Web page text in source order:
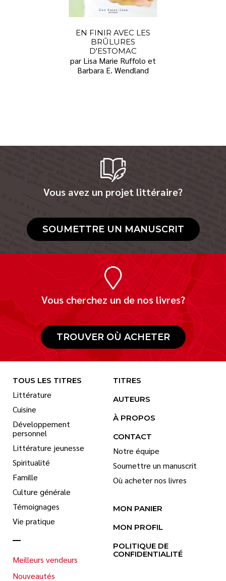
EN FINIR AVEC LES
BRÛLURES
D'ESTOMAC
par Lisa Marie Ruffolo et
Barbara E. Wendland
Vous avez un projet littéraire?
SOUMETTRE UN MANUSCRIT
Vous cherchez un de nos livres?
TROUVER OÙ ACHETER
TOUS LES TITRES
Littérature
Cuisine
Développement
personnel
Littérature jeunesse
Spiritualité
Famille
Culture générale
Témoignages
Vie pratique
Meilleurs vendeurs
Nouveautés
TITRES
AUTEURS
À PROPOS
CONTACT
Notre équipe
Soumettre un manuscrit
Où acheter nos livres
MON PANIER
MON PROFIL
POLITIQUE DE
CONFIDENTIALITÉ